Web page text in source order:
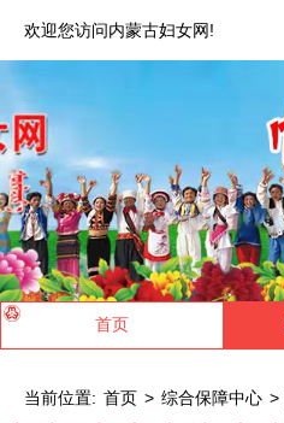
欢迎您访问内蒙古妇女网!
首页
当前位置: 首页 > 综合保障中心 >